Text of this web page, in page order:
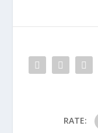
RATE: